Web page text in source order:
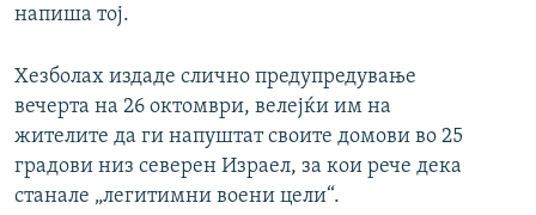
напиша тој.
Хезболах издаде слично предупредување
вечерта на 26 октомври, велејќи им на
жителите да ги напуштат своите домови во 25
градови низ северен Израел, за кои рече дека
станале „легитимни воени цели“.